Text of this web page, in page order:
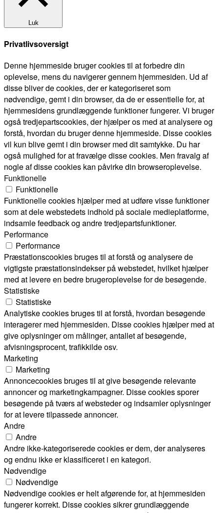
Luk
Privatlivsoversigt
Denne hjemmeside bruger cookies til at forbedre din
oplevelse, mens du navigerer gennem hjemmesiden. Ud af
disse bliver de cookies, der er kategoriseret som
nødvendige, gemt i din browser, da de er essentielle for, at
hjemmesidens grundlæggende funktioner fungerer. Vi bruger
også tredjepartscookies, der hjælper os med at analysere og
forstå, hvordan du bruger denne hjemmeside. Disse cookies
vil kun blive gemt i din browser med dit samtykke. Du har
også mulighed for at fravælge disse cookies. Men fravalg af
nogle af disse cookies kan påvirke din browseroplevelse.
Funktionelle
Funktionelle
Funktionelle cookies hjælper med at udføre visse funktioner
som at dele webstedets indhold på sociale medieplatforme,
indsamle feedback og andre tredjepartsfunktioner.
Performance
Performance
Præstationscookies bruges til at forstå og analysere de
vigtigste præstationsindekser på webstedet, hvilket hjælper
med at levere en bedre brugeroplevelse for de besøgende.
Statistiske
Statistiske
Analytiske cookies bruges til at forstå, hvordan besøgende
interagerer med hjemmesiden. Disse cookies hjælper med at
give oplysninger om målinger, antallet af besøgende,
afvisningsprocent, trafikkilde osv.
Marketing
Marketing
Annoncecookies bruges til at give besøgende relevante
annoncer og marketingkampagner. Disse cookies sporer
besøgende på tværs af websteder og indsamler oplysninger
for at levere tilpassede annoncer.
Andre
Andre
Andre ikke-kategoriserede cookies er dem, der analyseres
og endnu ikke er klassificeret i en kategori.
Nødvendige
Nødvendige
Nødvendige cookies er helt afgørende for, at hjemmesiden
fungerer korrekt. Disse cookies sikrer grundlæggende